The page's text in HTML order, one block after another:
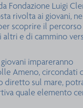
Fondazione Luigi
rivolta ai giovani,
scoprire il
e di cammino
impareranno
Ameno, circondati
diretto sul mare,
quale elemento